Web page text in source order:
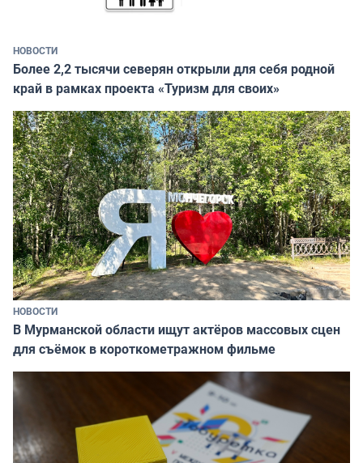
НОВОСТИ
Более 2,2 тысячи северян открыли для себя родной
край в рамках проекта «Туризм для своих»
НОВОСТИ
В Мурманской области ищут актёров массовых сцен
для съёмок в короткометражном фильме